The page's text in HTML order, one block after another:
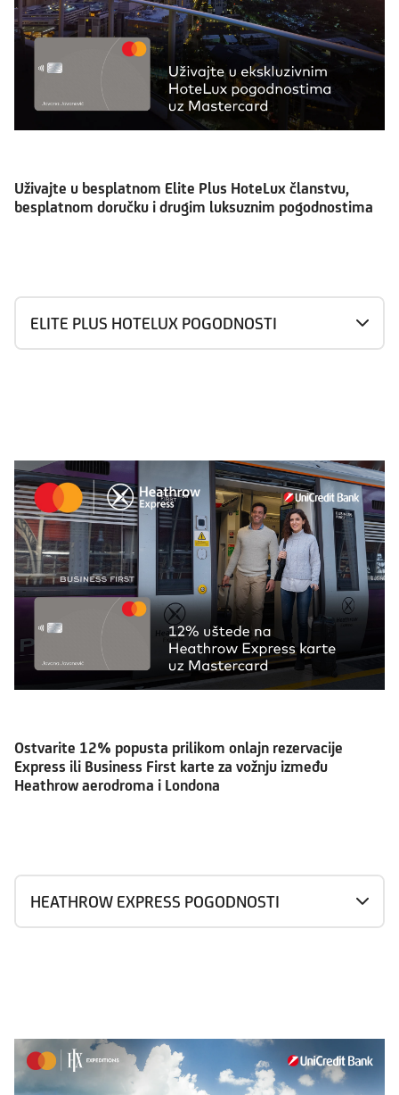
Uživajte u besplatnom Elite Plus HoteLux članstvu,
besplatnom doručku i drugim luksuznim pogodnostima
ELITE PLUS HOTELUX POGODNOSTI
Ostvarite 12% popusta prilikom onlajn rezervacije
Express ili Business First karte za vožnju između
Heathrow aerodroma i Londona
HEATHROW EXPRESS POGODNOSTI